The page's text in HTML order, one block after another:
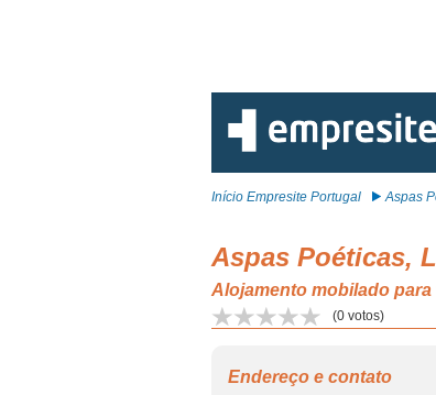
Início Empresite Portugal Aspas
Aspas Poéticas,
Alojamento mobilado para
(0 votos)
Endereço e contato